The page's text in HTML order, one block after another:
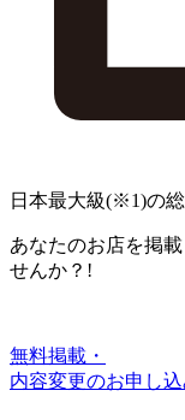
日本最大級(※1)の
あなたのお店を掲
せんか？!
無料掲載・
内容変更のお申し込